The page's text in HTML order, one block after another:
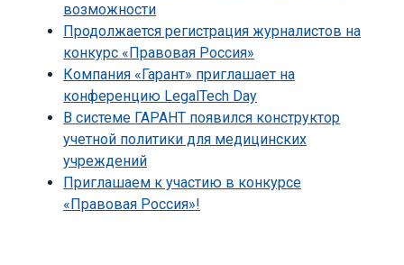
возможности
Продолжается регистрация журналистов на
конкурс «Правовая Россия»
Компания «Гарант» приглашает на
конференцию LegalTech Day
В системе ГАРАНТ появился конструктор
учетной политики для медицинских
учреждений
Приглашаем к участию в конкурсе
«Правовая Россия»!